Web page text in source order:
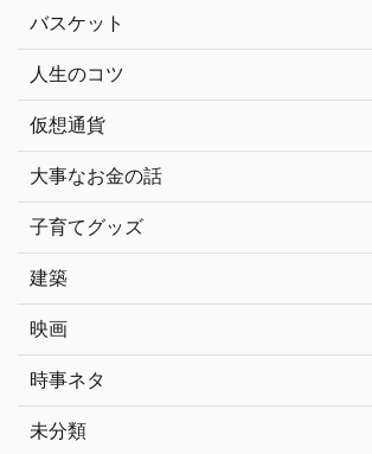
バスケット
人生のコツ
仮想通貨
大事なお金の話
子育てグッズ
建築
映画
時事ネタ
未分類